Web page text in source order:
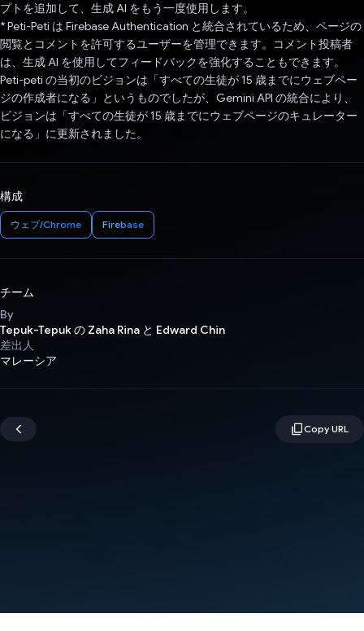
プトを追加して、生成 AI をもう一度使用します。
* Peti-Peti は Firebase Authentication と統合されているため、ページの
閲覧とコメントを許可するユーザーを管理できます。コメント投稿者
は、生成 AI を使用してフィードバックを強化することもできます。
Peti-peti の当初のビジョンは「すべての生徒が 15 歳までにウェブペー
ジの作成者になる」というものでしたが、Gemini API の統合により、
ビジョンは「すべての生徒が 15 歳までにウェブページのキュレーター
になる」に更新されました。
構成
ウェブ/Chrome Firebase
チーム
By
Tepuk-Tepuk の Zaha Rina と Edward Chin
差出人
マレーシア